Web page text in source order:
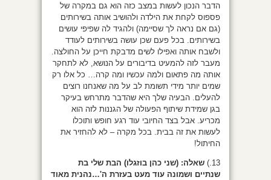
הדבר הנכון לעשות במצב כזה הוא גם במקרה של
פספוס לקחת את הילדה ולהושיב אותה בשירותים
(גם אם נראה לך שסיימה) ולהגיד לה שפיפי עושים
בשירותים. בכל פעם שכן עושה בשירותים לעודד
ולשבח אותה ואפילו לשים מדבקת חייכן על החולצה.
מעבר לזה להמעיט בדיבורים על הנושא, לא לתחקר
אותה מה פתאום ולמה עכשיו ומה קרה… כל אלו רק
שמים יותר מידי תשומת לב על מה שאנחנו רוצים
להעלים. הבעיה שלך היא שהדבר מתרחש בעיקר
בגן שמידת שיתוף הפעולה של הגננות לזה הוא
מכריע. אבל בצד החיובי עוד רגע חופש ותוכלו
לעשות את זה בבית. בכל מקרה – לא להחזיר את
החיתול!
13.) שאלה: (שני כהן בוזגלו) הבת שלי בת
שנתיים ושמונה עוד מעט בעזרת ה'…נהנית מאוד